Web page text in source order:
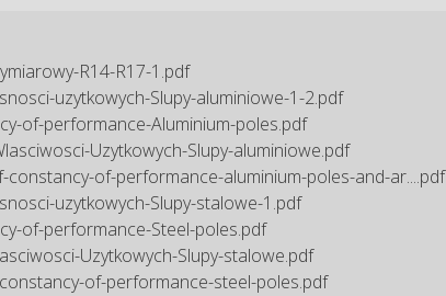
R14-R17-1.pdf
uzytkowych-Slupy-aluminiowe-1-2.pdf
of-performance-Aluminium-poles.pdf
Uzytkowych-Slupy-aluminiowe.pdf
constancy-of-performance-aluminium-poles-and-ar....pdf
uzytkowych-Slupy-stalowe-1.pdf
of-performance-Steel-poles.pdf
Uzytkowych-Slupy-stalowe.pdf
of-performance-steel-poles.pdf